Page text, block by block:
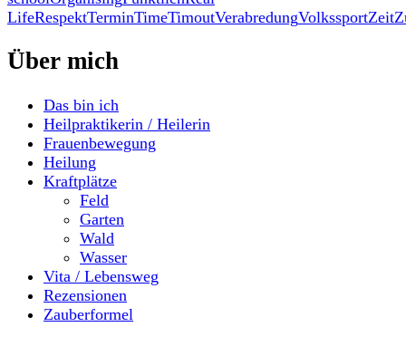
LifeRespektTerminTimeTimoutVerabredungVolkssportZeit
Über mich
Das bin ich
Heilpraktikerin / Heilerin
Frauenbewegung
Heilung
Kraftplätze
Feld
Garten
Wald
Wasser
Vita / Lebensweg
Rezensionen
Zauberformel